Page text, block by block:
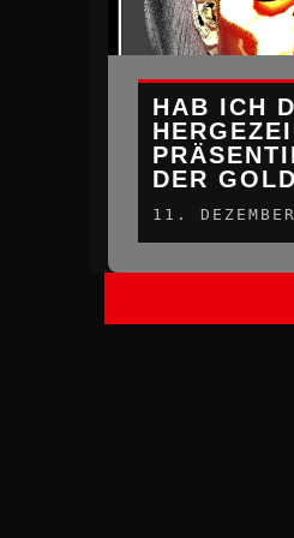
HAB ICH
DER
11.